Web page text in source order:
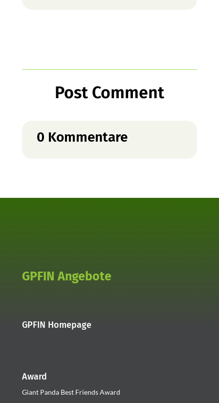
Post Comment
0 Kommentare
GPFIN Angebote
GPFIN Homepage
Award
Giant Panda Best Friends Award